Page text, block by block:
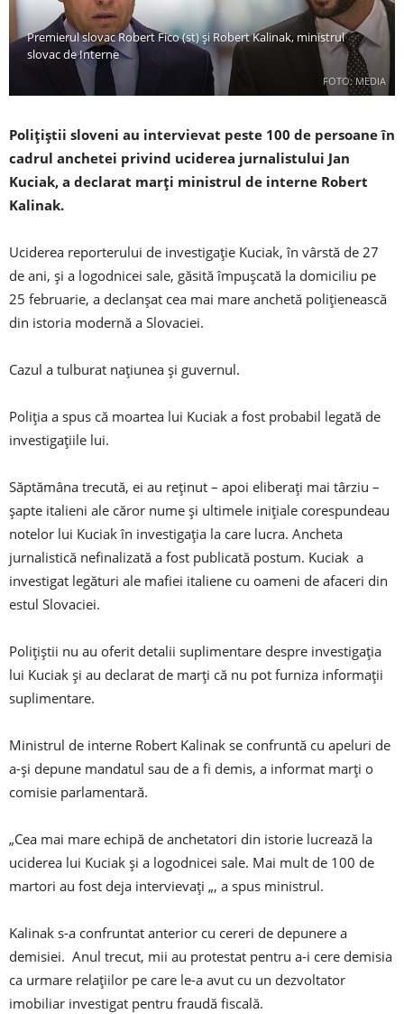
FOTO: MEDIA
Premierul slovac Robert Fico (st) și Robert Kalinak, ministrul
slovac de Interne
Polițiștii sloveni au intervievat peste 100 de persoane în
cadrul anchetei privind uciderea jurnalistului Jan
Kuciak, a declarat marți ministrul de interne Robert
Kalinak.
Uciderea reporterului de investigație Kuciak, în vârstă de 27
de ani, și a logodnicei sale, găsită împușcată la domiciliu pe
25 februarie, a declanșat cea mai mare anchetă polițienească
din istoria modernă a Slovaciei.
Cazul a tulburat națiunea și guvernul.
Poliția a spus că moartea lui Kuciak a fost probabil legată de
investigațiile lui.
Săptămâna trecută, ei au reținut – apoi eliberați mai târziu –
șapte italieni ale căror nume și ultimele inițiale corespundeau
notelor lui Kuciak în investigația la care lucra. Ancheta
jurnalistică nefinalizată a fost publicată postum. Kuciak a
investigat legături ale mafiei italiene cu oameni de afaceri din
estul Slovaciei.
Polițiștii nu au oferit detalii suplimentare despre investigația
lui Kuciak și au declarat de marți că nu pot furniza informații
suplimentare.
Ministrul de interne Robert Kalinak se confruntă cu apeluri de
a-și depune mandatul sau de a fi demis, a informat marți o
comisie parlamentară.
„Cea mai mare echipă de anchetatori din istorie lucrează la
uciderea lui Kuciak și a logodnicei sale. Mai mult de 100 de
martori au fost deja intervievați „, a spus ministrul.
Kalinak s-a confruntat anterior cu cereri de depunere a
demisiei. Anul trecut, mii au protestat pentru a-i cere demisia
ca urmare relațiilor pe care le-a avut cu un dezvoltator
imobiliar investigat pentru fraudă fiscală.